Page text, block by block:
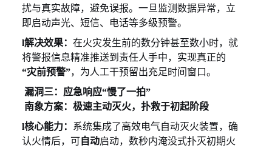
扰与真实故障，避免误报。一旦监测数据异常，立
即启动声光、短信、电话等多级预警。
l解决效果： 在火灾发生前的数分钟甚至数小时，就
将警报信息精准推送到责任人手中，实现真正的
“灾前预警”，为人工干预留出充足时间窗口。
漏洞三：应急响应“慢了一拍”
南象方案：极速主动灭火，扑救于初起阶段
l核心能力： 系统集成了高效电气自动灭火装置，确
认火情后，可自动启动，数秒内淹没式扑灭初期火